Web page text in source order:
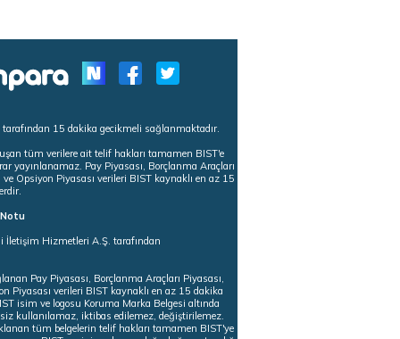
15 dakika gecikmeli sağlanmaktadır.
tüm verilere ait telif hakları tamamen BIST'e
yayınlanamaz. Pay Piyasası, Borçlanma Araçları
ve Opsiyon Piyasası verileri BIST kaynaklı en az 15
Notu
İletişim Hizmetleri A.Ş. tarafından
Pay Piyasası, Borçlanma Araçları Piyasası,
Piyasası verileri BIST kaynaklı en az 15 dakika
isim ve logosu Koruma Marka Belgesi altında
kullanılamaz, iktibas edilemez, değiştirilemez.
tüm belgelerin telif hakları tamamen BIST'ye